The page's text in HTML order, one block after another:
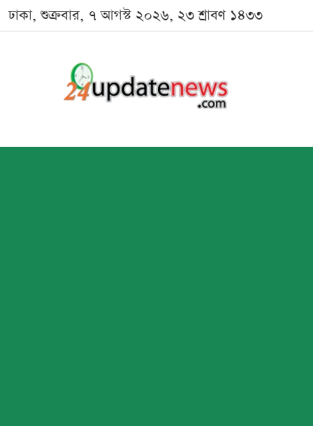
ঢাকা, শুক্রবার, ৭ আগস্ট ২০২৬, ২৩ শ্রাবণ ১৪৩৩